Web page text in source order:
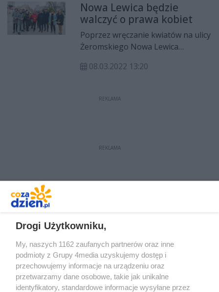
prasowej przedstawili propozycje,
które mają realnie pomóc
mieszkańcom naszego kraju.
Nowa Lewica będzie
walczyć o prawa kobiet
Poprzez wręczanie kwiatów na ulicy
Żeromskiego Nowa Lewica
okazji członkinie zapewniały, że
kobiet i wspierać uchodźców z
08.03.2022 13:20
REKLAMA
REKLAMA
Drogi Użytkowniku,
My, naszych 1162 zaufanych partnerów oraz inne
podmioty z Grupy 4media uzyskujemy dostęp i
przechowujemy informacje na urządzeniu oraz
przetwarzamy dane osobowe, takie jak unikalne
identyfikatory, standardowe informacje wysyłane przez